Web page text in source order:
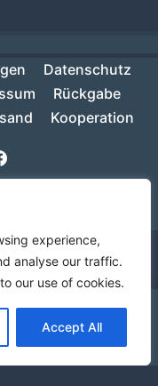
experience,
analyse our traffic.
our use of cookies.
Accept All
deine Bestellung
Verwerfen
Datenschutz
Rückgabe
Kooperation
Facebook
Sprache